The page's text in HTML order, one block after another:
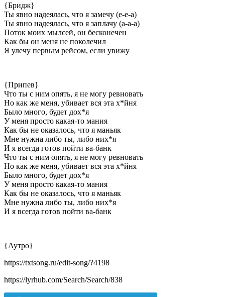
{Бридж}
Ты явно надеялась, что я замечу (е-е-а)
Ты явно надеялась, что я заплачу (а-а-а)
Поток моих мылсей, он бесконечен
Как бы он меня не поколечил
Я улечу первым рейсом, если увижу
{Припев}
Что ты с ним опять, я не могу ревновать
Но как же меня, убивает вся эта х*йня
Было много, будет дох*я
У меня просто какая-то мания
Как бы не оказалось, что я маньяк
Мне нужна либо ты, либо них*я
И я всегда готов пойти ва-банк
Что ты с ним опять, я не могу ревновать
Но как же меня, убивает вся эта х*йня
Было много, будет дох*я
У меня просто какая-то мания
Как бы не оказалось, что я маньяк
Мне нужна либо ты, либо них*я
И я всегда готов пойти ва-банк
{Аутро}
https://txtsong.ru/edit-song/?4198
https://lyrhub.com/Search/Search/838